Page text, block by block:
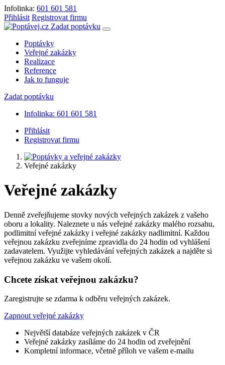
Infolinka: 601 601 581
Přihlásit Registrovat firmu
Zadat poptávku
Poptávky
Veřejné zakázky
Realizace
Reference
Jak to funguje
Zadat poptávku
Infolinka: 601 601 581
Přihlásit
Registrovat firmu
Veřejné zakázky
Veřejné zakázky
Denně zveřejňujeme stovky nových veřejných zakázek z vašeho
oboru a lokality. Naleznete u nás veřejné zakázky malého rozsahu,
podlimitní veřejné zakázky i veřejné zakázky nadlimitní. Každou
veřejnou zakázku zveřejníme zpravidla do 24 hodin od vyhlášení
zadavatelem. Využijte vyhledávání veřejných zakázek a najděte si
veřejnou zakázku ve vašem okolí.
Chcete získat veřejnou zakázku?
Zaregistrujte se zdarma k odběru veřejných zakázek.
Zapnout veřejné zakázky
Největší databáze veřejných zakázek v ČR
Veřejné zakázky zasíláme do 24 hodin od zveřejnění
Kompletní informace, včetně příloh ve vašem e-mailu